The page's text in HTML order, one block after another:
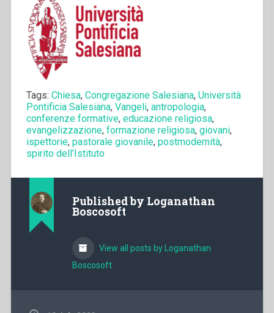
Tags: Chiesa, Congregazione Salesiana, Università
Pontificia Salesiana, Vangeli, antropologia,
conferenze formative, educazione religiosa,
evangelizzazione, formazione religiosa, giovani,
ispettorie, pastorale giovanile, postmodernità,
spirito dell’Istituto
Published by Loganathan
Boscosoft
View all posts by Loganathan
Boscosoft